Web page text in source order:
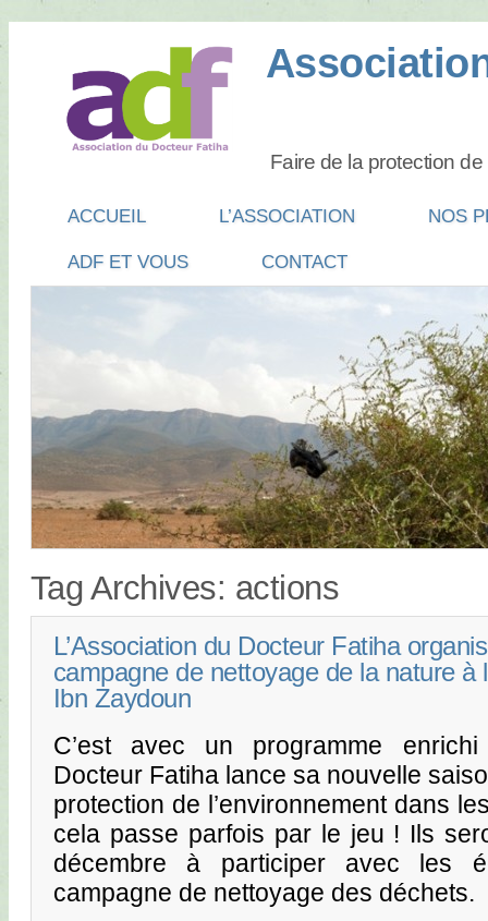
Faire de la protection
Main menu
SKIP
TO
ACCUEIL L’ASSOCIATION NOS
ADF ET VOUS CONTACT
Tag Archives: actions
L’Association du Docteur Fatiha
campagne de nettoyage de la nature à
Ibn Zaydoun
C’est avec un programme
Docteur Fatiha lance sa nouvelle
protection de l’environnement dans
cela passe parfois par le jeu ! Ils
décembre à participer avec les
campagne de nettoyage des déchets.